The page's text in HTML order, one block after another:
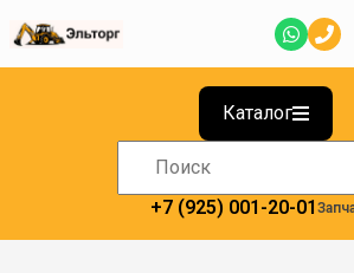
Каталог
+7 (925) 001-20-01